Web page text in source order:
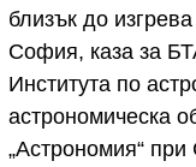
близък до
София, каза за
Института по
астрономическа
„Астрономия“